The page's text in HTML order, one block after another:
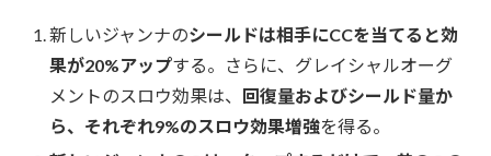
新しいジャンナのシールドは相手にCCを当てると効
果が20%アップする。さらに、グレイシャルオーグ
メントのスロウ効果は、
回復量およびシールド量か
ら、それぞれ9%のスロウ効果増強を得る。